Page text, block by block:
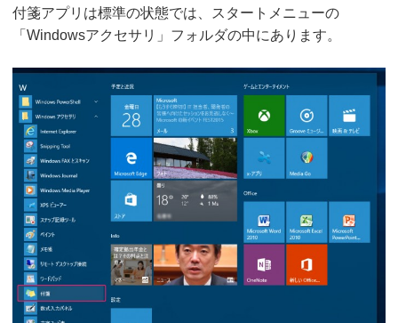
付箋アプリは標準の状態では、スタートメニューの
「Windowsアクセサリ」フォルダの中にあります。